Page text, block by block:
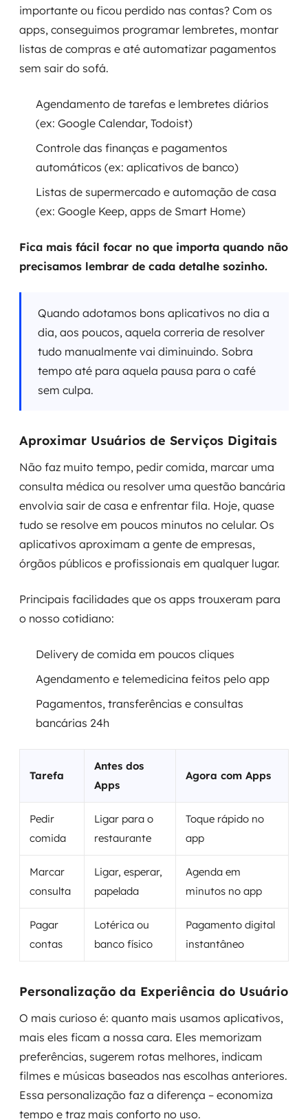
importante ou ficou perdido nas contas? Com os
apps, conseguimos programar lembretes, montar
listas de compras e até automatizar pagamentos
sem sair do sofá.
Agendamento de tarefas e lembretes diários
(ex: Google Calendar, Todoist)
Controle das finanças e pagamentos
automáticos (ex: aplicativos de banco)
Listas de supermercado e automação de casa
(ex: Google Keep, apps de Smart Home)
Fica mais fácil focar no que importa quando não
precisamos lembrar de cada detalhe sozinho.
Quando adotamos bons aplicativos no dia a
dia, aos poucos, aquela correria de resolver
tudo manualmente vai diminuindo. Sobra
tempo até para aquela pausa para o café
sem culpa.
Aproximar Usuários de Serviços Digitais
Não faz muito tempo, pedir comida, marcar uma
consulta médica ou resolver uma questão bancária
envolvia sair de casa e enfrentar fila. Hoje, quase
tudo se resolve em poucos minutos no celular. Os
aplicativos aproximam a gente de empresas,
órgãos públicos e profissionais em qualquer lugar.
Principais facilidades que os apps trouxeram para
o nosso cotidiano:
Delivery de comida em poucos cliques
Agendamento e telemedicina feitos pelo app
Pagamentos, transferências e consultas
bancárias 24h
Tarefa
Antes dos
Apps
Agora com Apps
Pedir
comida
Ligar para o
restaurante
Toque rápido no
app
Marcar
consulta
Ligar, esperar,
papelada
Agenda em
minutos no app
Pagar
contas
Lotérica ou
banco físico
Pagamento digital
instantâneo
Personalização da Experiência do Usuário
O mais curioso é: quanto mais usamos aplicativos,
mais eles ficam a nossa cara. Eles memorizam
preferências, sugerem rotas melhores, indicam
filmes e músicas baseados nas escolhas anteriores.
Essa personalização faz a diferença – economiza
tempo e traz mais conforto no uso.